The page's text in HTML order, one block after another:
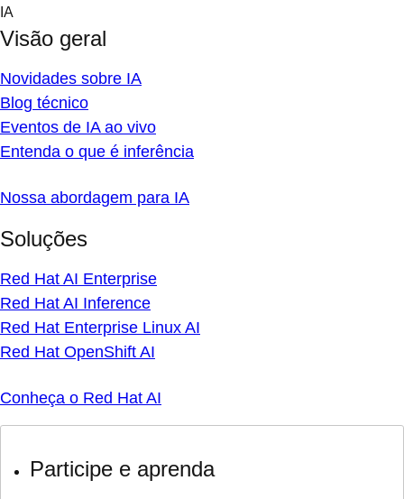
Skip
content
IA
Visão geral
Novidades sobre IA
Blog técnico
Eventos de IA ao vivo
Entenda o que é inferência
Nossa abordagem para IA
Soluções
Red Hat AI Enterprise
Red Hat AI Inference
Red Hat Enterprise Linux AI
Red Hat OpenShift AI
Conheça o Red Hat AI
Participe e aprenda